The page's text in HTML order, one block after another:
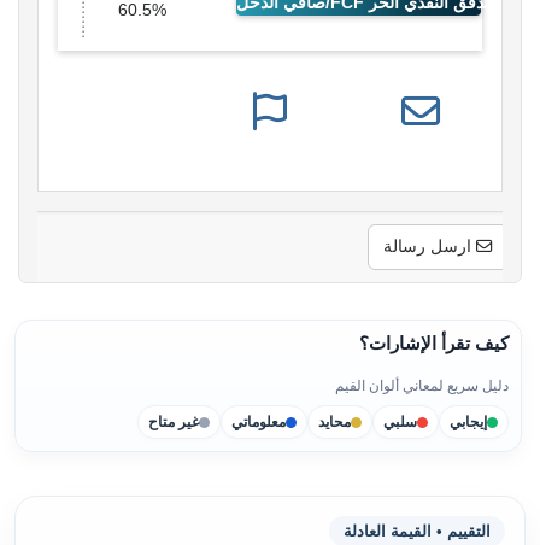
60.5%
ارسل رسالة
كيف تقرأ الإشارات؟
دليل سريع لمعاني ألوان القيم
إيجابي سلبي محايد معلوماتي غير متاح
التقييم • القيمة العادلة